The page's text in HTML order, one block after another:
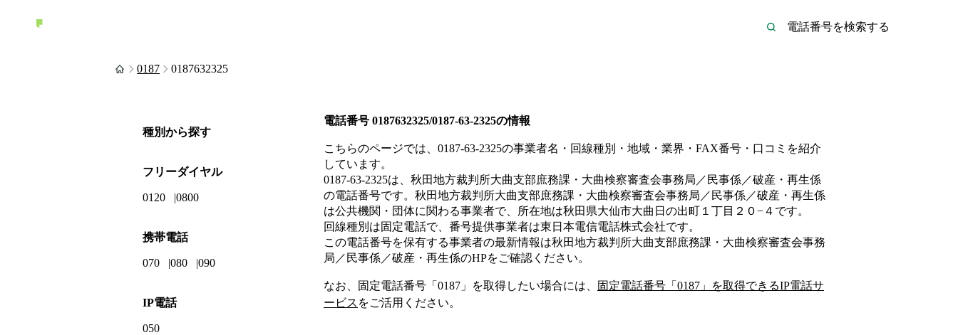
0187 0187632325
電話番号 0187632325/0187-63-2325の情報
こちらのページでは、 0187-63-2325の事業者名・回線種別・地域・業界・FAX番号・口コミを紹介
しています。
0187-63-2325は、 秋田地方裁判所大曲支部庶務課・大曲検察審査会事務局／民事係／破産・再生係
の電話番号です。 秋田地方裁判所大曲支部庶務課・大曲検察審査会事務局／民事係／破産・再生係
は公共機関・団体に関わる事業者で、所在地は秋田県大仙市大曲日の出町１丁目２０−４ です。
回線種別は固定電話で、番号提供事業者は東日本電信電話株式会社です。
この電話番号を保有する事業者の最新情報は秋田地方裁判所大曲支部庶務課・大曲検察審査会事務
局／民事係／破産・再生係のHPをご確認ください。
なお、固定電話番号「 0187 」を取得したい場合には、 固定電話番号「 0187 」を取得できるIP電話サ
ービス をご活用ください。
種別から探す
フリーダイヤル
0120 0800
携帯電話
070 080 090
IP電話
050